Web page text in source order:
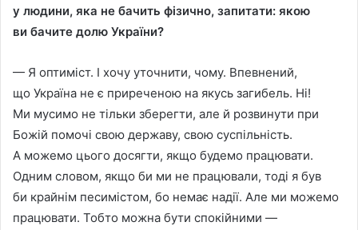
у людини, яка не бачить фiзично, запитати: якою
ви бачите долю України?
— Я оптимiст. I хочу уточнити, чому. Впевнений,
що Україна не є приреченою на якусь загибель. Нi!
Ми мусимо не тiльки зберегти, але й розвинути при
Божiй помочi свою державу, свою суспiльнiсть.
А можемо цього досягти, якщо будемо працювати.
Одним словом, якщо би ми не працювали, тодi я був
би крайнiм песимiстом, бо немає надiї. Але ми можемо
працювати. Тобто можна бути спокiйними —